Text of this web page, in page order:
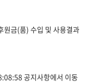
금(품) 수입 및 사용결과
공지사항에서 이동